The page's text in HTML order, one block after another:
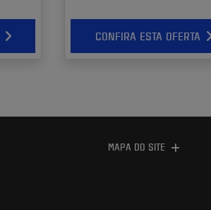
CONFIRA ESTA OFERTA
MAPA DO SITE